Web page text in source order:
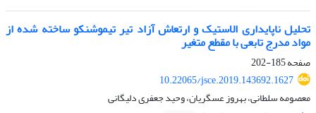
تحلیل ناپایداری الاستیک و ارتعاش آزاد تیر تیموشنکو ساخته ‌شده از
مواد مدرج تابعی با مقطع متغیر
صفحه185-202
10.22065/jsce.2019.143692.1627
معصومه سلطانی، بهروز عسگریان، وحید جعفری دلیگانی